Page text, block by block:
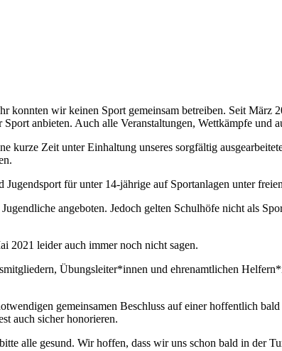
konnten wir keinen Sport gemeinsam betreiben. Seit
anbieten. Auch alle Veranstaltungen, Wettkämpfe und
kurze Zeit unter Einhaltung unseres sorgfältig
für unter 14-jährige auf Sportanlagen unter
angeboten. Jedoch gelten Schulhöfe nicht als
2021 leider auch immer noch nicht sagen.
Übungsleiter*innen und ehrenamtlichen
gemeinsamen Beschluss auf einer hoffentlich
auch sicher honorieren.
alle gesund. Wir hoffen, dass wir uns schon bald in der